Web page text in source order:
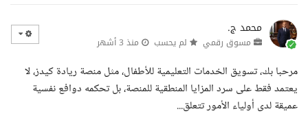
محمد ج.
مسوق رقمي لم يحسب منذ 3 أشهر
مرحبا بك، تسويق الخدمات التعليمية للأطفال، مثل منصة ريادة كيدز، لا
يعتمد فقط على سرد المزايا المنطقية للمنصة، بل تحكمه دوافع نفسية
عميقة لدى أولياء الأمور تتعلق...